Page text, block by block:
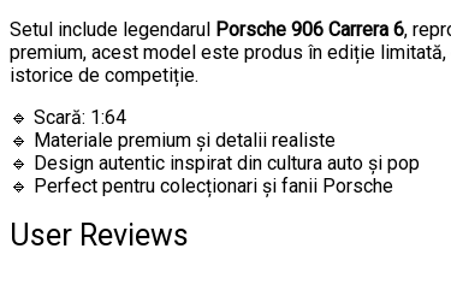
Setul include legendarul Porsche 906 Carrera 6,
premium, acest model este produs în ediție
istorice de competiție.
🔹 Scară: 1:64
🔹 Materiale premium și detalii realiste
🔹 Design autentic inspirat din cultura auto și pop
🔹 Perfect pentru colecționari și fanii Porsche
User Reviews